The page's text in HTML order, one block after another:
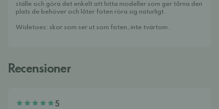
ställe och göra det enkelt att hitta modeller som ger tårna den
plats de behöver och låter foten röra sig naturligt.
Widetoes: skor som ser ut som foten, inte tvärtom.
Recensioner
5